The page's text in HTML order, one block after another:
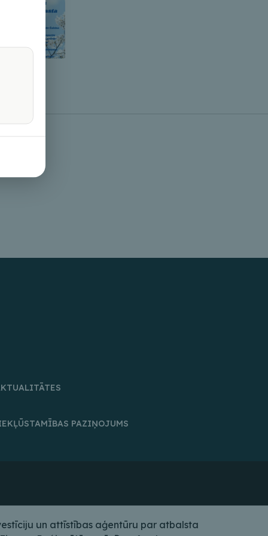
PAZIŅOJUMS
un attīstības aģentūru par atbalsta